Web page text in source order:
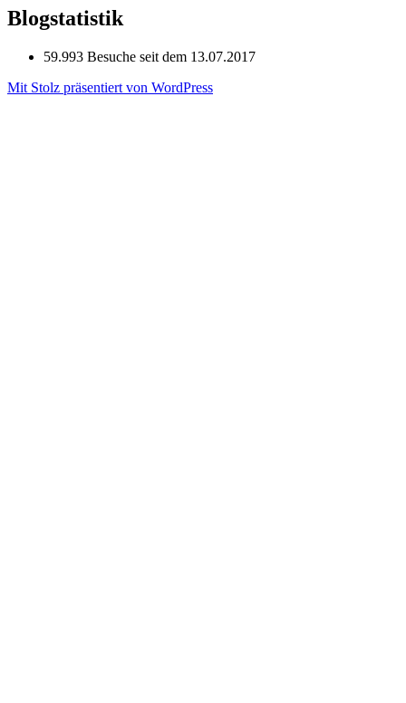
Blogstatistik
59.993 Besuche seit dem 13.07.2017
Mit Stolz präsentiert von WordPress